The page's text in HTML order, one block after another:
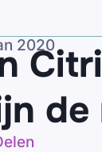
2020
de